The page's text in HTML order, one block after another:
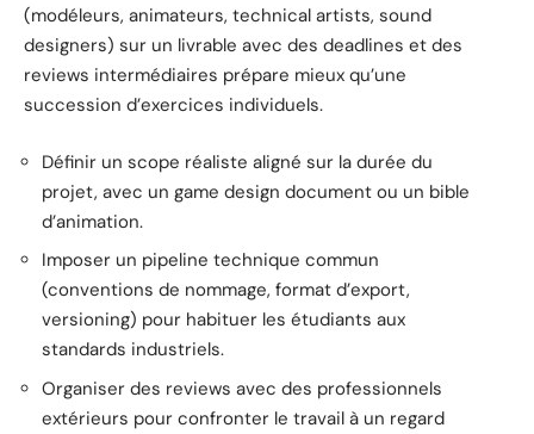
(modéleurs, animateurs, technical artists, sound
designers) sur un livrable avec des deadlines et des
reviews intermédiaires prépare mieux qu’une
succession d’exercices individuels.
Définir un scope réaliste aligné sur la durée du
projet, avec un game design document ou un bible
d’animation.
Imposer un pipeline technique commun
(conventions de nommage, format d’export,
versioning) pour habituer les étudiants aux
standards industriels.
Organiser des reviews avec des professionnels
extérieurs pour confronter le travail à un regard